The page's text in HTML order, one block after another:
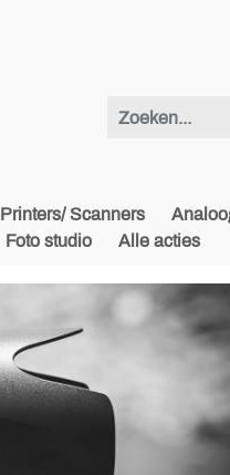
Printers/ Scanners
Foto studio Alle acties